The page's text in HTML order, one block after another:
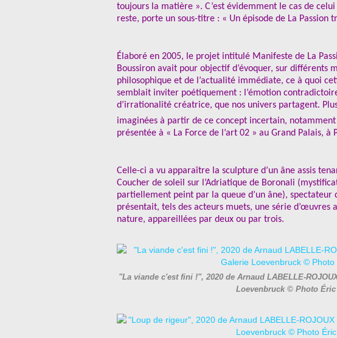
toujours la matière ». C’est évidemment le cas de
reste, porte un sous-titre : « Un épisode de La Passion
Élaboré en 2005, le projet intitulé Manifeste de La
Boussiron avait pour objectif d’évoquer, sur différents
philosophique et de l’actualité immédiate, ce à quoi
semblait inviter poétiquement : l’émotion
d’irrationalité créatrice, que nos univers partagent.
imaginées à partir de ce concept incertain,
présentée à « La Force de l’art 02 » au Grand Palais, à
Celle-ci a vu apparaître la sculpture d’un âne assis
Coucher de soleil sur l’Adriatique de Boronali
partiellement peint par la queue d’un âne), spectateur
présentait, tels des acteurs muets, une série
nature, appareillées par deux ou par trois.
"La viande c'est fini !", 2020 de Arnaud LABELLE-
Loevenbruck © Photo